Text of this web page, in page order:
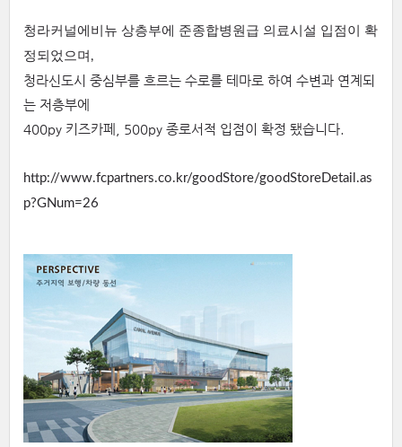
청라커널에비뉴 상층부에 준종합병원급 의료시설 입점이 확
정되었으며,
청라신도시 중심부를 흐르는 수로를 테마로 하여 수변과 연계되
는 저층부에
400py 키즈카페, 500py 종로서적 입점이 확정 됐습니다.
http://www.fcpartners.co.kr/goodStore/goodStoreDetail.as
p?GNum=26